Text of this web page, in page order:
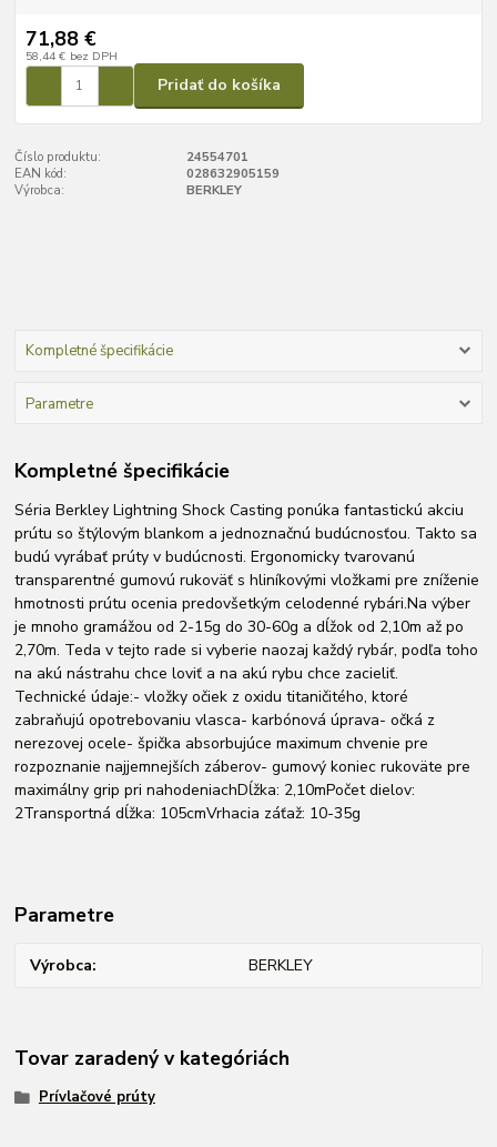
71,88 €
58,44 € bez DPH
Pridať do košíka
Číslo produktu:
24554701
EAN kód:
028632905159
Výrobca:
BERKLEY
Kompletné špecifikácie
Parametre
Kompletné špecifikácie
Séria Berkley Lightning Shock Casting ponúka fantastickú akciu
prútu so štýlovým blankom a jednoznačnú budúcnosťou. Takto sa
budú vyrábať prúty v budúcnosti. Ergonomicky tvarovanú
transparentné gumovú rukoväť s hliníkovými vložkami pre zníženie
hmotnosti prútu ocenia predovšetkým celodenné rybári.Na výber
je mnoho gramážou od 2-15g do 30-60g a dĺžok od 2,10m až po
2,70m. Teda v tejto rade si vyberie naozaj každý rybár, podľa toho
na akú nástrahu chce loviť a na akú rybu chce zacieliť.
Technické údaje:- vložky očiek z oxidu titaničitého, ktoré
zabraňujú opotrebovaniu vlasca- karbónová úprava- očká z
nerezovej ocele- špička absorbujúce maximum chvenie pre
rozpoznanie najjemnejších záberov- gumový koniec rukoväte pre
maximálny grip pri nahodeniachDĺžka: 2,10mPočet dielov:
2Transportná dĺžka: 105cmVrhacia záťaž: 10-35g
Parametre
Výrobca BERKLEY
Tovar zaradený v kategóriách
Prívlačové prúty